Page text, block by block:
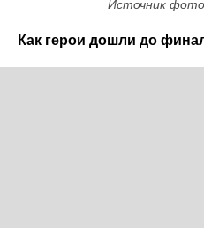
Источник
Как герои дошли до